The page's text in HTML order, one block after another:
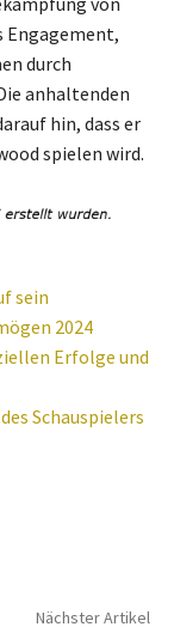
Engagement,
durch
anhaltenden
hin, dass er
spielen wird.
sein
2024
Erfolge und
Schauspielers
Nächster Artikel